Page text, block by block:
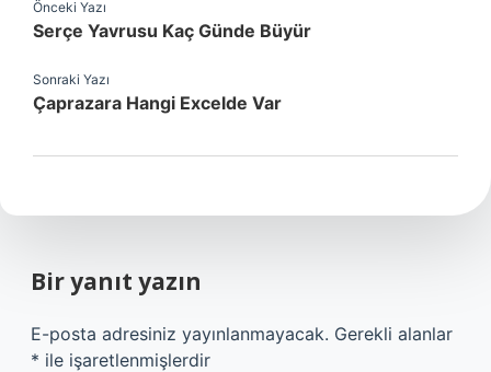
Önceki Yazı
Serçe Yavrusu Kaç Günde Büyür
Sonraki Yazı
Çaprazara Hangi Excelde Var
Bir yanıt yazın
E-posta adresiniz yayınlanmayacak. Gerekli alanlar
* ile işaretlenmişlerdir